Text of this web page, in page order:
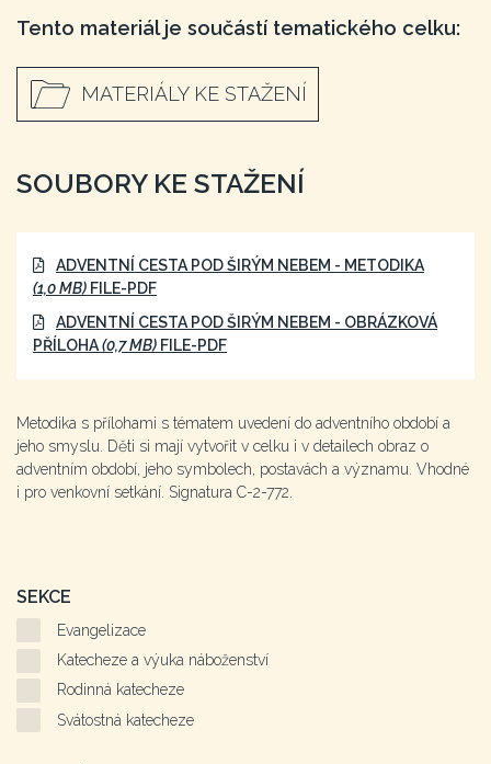
Tento materiál je součástí tematického celku:
MATERIÁLY KE STAŽENÍ
SOUBORY KE STAŽENÍ
ADVENTNÍ CESTA POD ŠIRÝM NEBEM - METODIKA
(1,0 MB) FILE-PDF
ADVENTNÍ CESTA POD ŠIRÝM NEBEM - OBRÁZKOVÁ
PŘÍLOHA(0,7 MB) FILE-PDF
Metodika s přílohami s tématem uvedení do adventního období a
jeho smyslu. Děti si mají vytvořit v celku i v detailech obraz o
adventním období, jeho symbolech, postavách a významu. Vhodné
i pro venkovní setkání. Signatura C-2-772.
SEKCE
Evangelizace
Katecheze a výuka náboženství
Rodinná katecheze
Svátostná katecheze